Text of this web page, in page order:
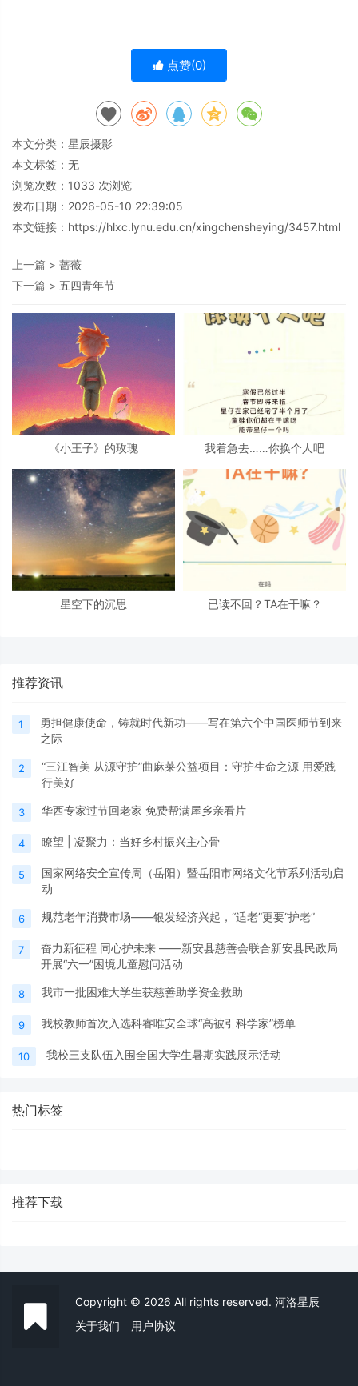
点赞(0)
本文分类： 星辰摄影
本文标签：无
浏览次数： 1033 次浏览
发布日期：2026-05-10 22:39:05
本文链接： https://hlxc.lynu.edu.cn/xingchensheying/3457.html
上一篇 > 蔷薇
下一篇 > 五四青年节
《小王子》的玫瑰 我着急去……你换个人吧
星空下的沉思 已读不回？TA在干嘛？
推荐资讯
1
勇担健康使命，铸就时代新功——写在第六个中国医师节到来
之际
2
“三江智美 从源守护”曲麻莱公益项目：守护生命之源 用爱践
行美好
3 华西专家过节回老家 免费帮满屋乡亲看片
4 瞭望 | 凝聚力：当好乡村振兴主心骨
5
国家网络安全宣传周（岳阳）暨岳阳市网络文化节系列活动启
动
6 规范老年消费市场——银发经济兴起，“适老”更要“护老”
7
奋力新征程 同心护未来 ——新安县慈善会联合新安县民政局
开展“六一”困境儿童慰问活动
8 我市一批困难大学生获慈善助学资金救助
9 我校教师首次入选科睿唯安全球“高被引科学家”榜单
10 我校三支队伍入围全国大学生暑期实践展示活动
热门标签
推荐下载
Copyright © 2026 All rights reserved. 河洛星辰
关于我们
用户协议